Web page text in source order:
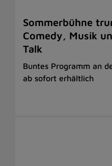
Sommerbühne
Comedy, Musik
Talk
Buntes Programm an
ab sofort erhältlich